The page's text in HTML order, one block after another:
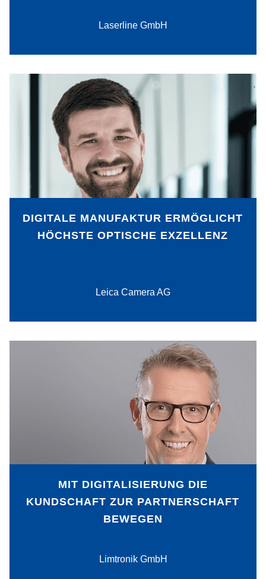
Laserline GmbHPDF-Download
DIGITALE MANUFAKTUR ERMÖGLICHT
HÖCHSTE OPTISCHE EXZELLENZ
Leica Camera AG
Durch das Einbinden von
Hochtechnologie hat die Leica Camera
AG, Premiumhersteller von Kameras,
Objektiven und Sportoptikprodukten, ihre
Manufaktur sukzessive digitalisiert, ohne
die Vorteile der manuellen Fertigung
aufzugeben.
PDF-Download
MIT DIGITALISIERUNG DIE
KUNDSCHAFT ZUR PARTNERSCHAFT
BEWEGEN
Limtronik GmbH
Wie kann die Digitalisierung dazu
beitragen, dass Kundschaft und
Dienstleister noch enger mit dem
eigenen Unternehmen
zusammenwachsen? Limtronik hat
hierfür die Produktion als zentralen
Ansatzpunkt definiert. So entsteht eine
Prozesskette, die allen Beteiligten nützt.
PDF-Download